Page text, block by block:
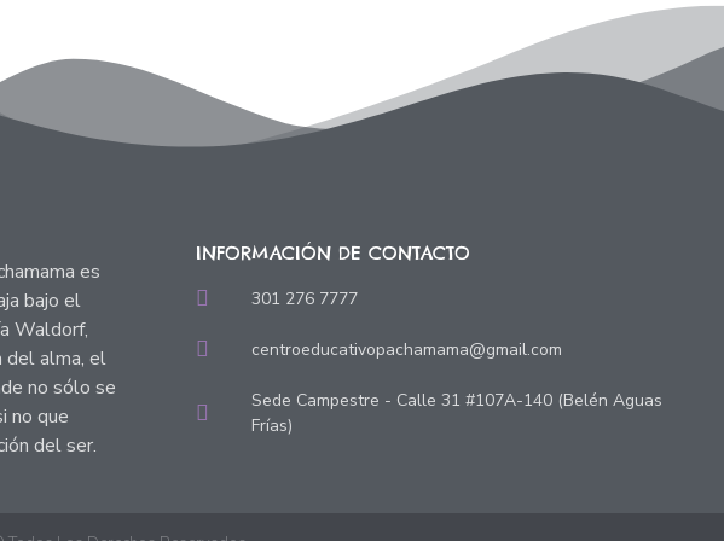
es
bajo el
Waldorf,
del alma, el
no sólo se
no que
del ser.
INFORMACIÓN DE CONTACTO
301 276 7777
centroeducativopachamama@gmail.com
Sede Campestre - Calle 31 #107A-140 (Belén Aguas
Frías)